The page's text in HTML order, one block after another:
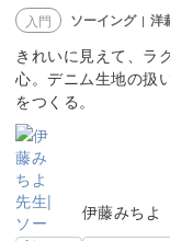
入門 ソーイング | 洋
きれいに見えて、ラ
心。デニム生地の扱
をつくる。
伊藤みちよ